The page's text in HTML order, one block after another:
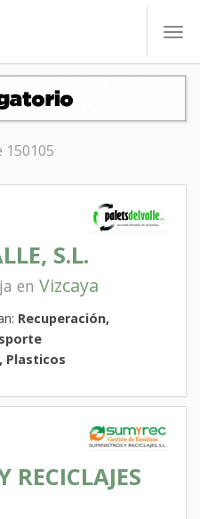
150105
S.L.
en Vizcaya
Recuperación,
Plasticos
RECICLAJES